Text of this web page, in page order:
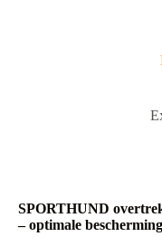
SPORTHUND
– optimale